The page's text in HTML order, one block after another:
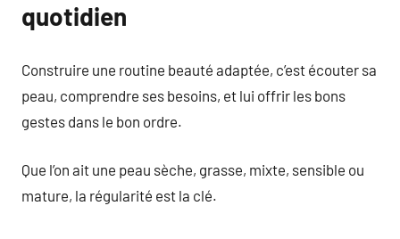
quotidien
Construire une routine beauté adaptée, c’est écouter sa
peau, comprendre ses besoins, et lui offrir les bons
gestes dans le bon ordre.
Que l’on ait une peau sèche, grasse, mixte, sensible ou
mature, la régularité est la clé.